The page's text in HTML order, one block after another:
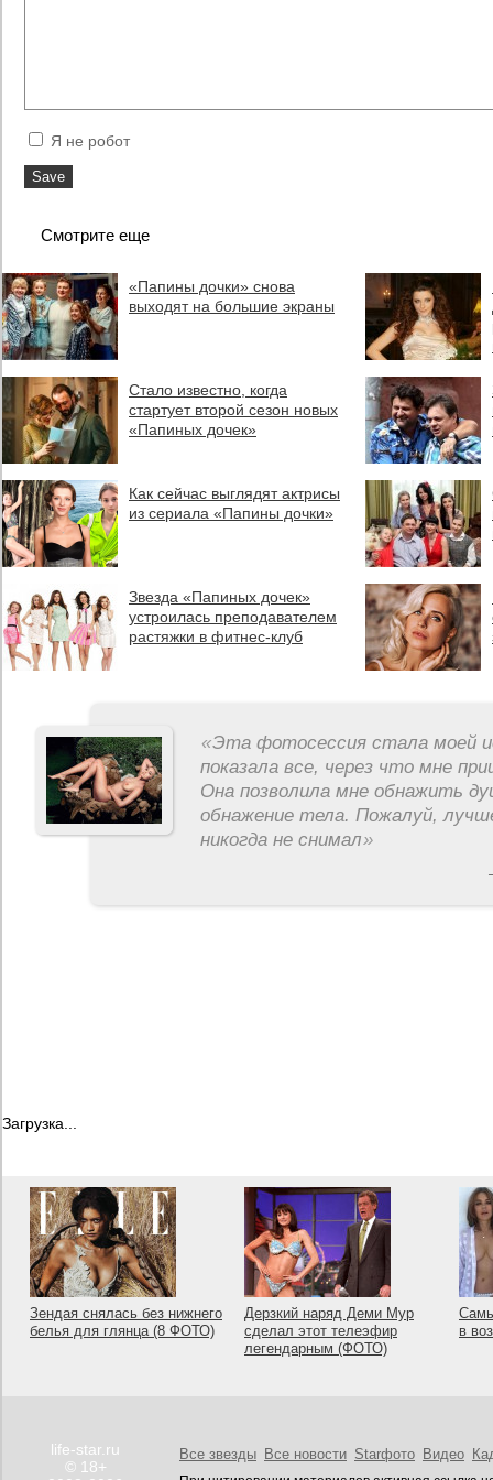
Я не робот
Смотрите еще
«Папины дочки» снова
выходят на большие экраны
Стало известно, когда
стартует второй сезон новых
«Папиных дочек»
Как сейчас выглядят актрисы
из сериала «Папины дочки»
Звезда «Папиных дочек»
устроилась преподавателем
растяжки в фитнес-клуб
«Эта фотосессия стала моей
показала все, через что мне
Она позволила мне обнажить
обнажение тела. Пожалуй,
никогда не снимал»
Загрузка...
Зендая снялась без нижнего
белья для глянца (8 ФОТО)
Дерзкий наряд Деми Мур
сделал этот телеэфир
легендарным (ФОТО)
в
life-star.ru
© 18+
Все звезды Все новости Starфото Видео